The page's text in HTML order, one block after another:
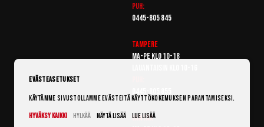
Puh:
0445-805 845
Tampere
Ma-pe klo 10-18
Vantaa
Evästeasetukset
Käytämme sivustollamme evästeitä käyttökokemuksen parantamiseksi.
Hyväksy kaikki
Hylkää Näytä lisää Lue lisää